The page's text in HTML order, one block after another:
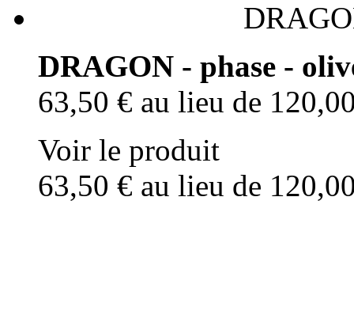
DRAGON - phase -
63,50 € au lieu de
Voir le produit
63,50 € au lieu de